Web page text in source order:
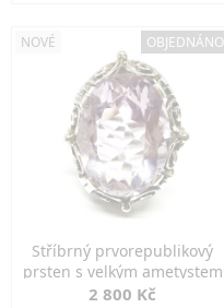
NOVÉ OBJEDNÁNO
Stříbrný prvorepublikový
prsten s velkým ametystem
2 800 Kč